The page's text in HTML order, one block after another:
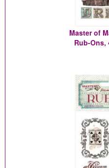
Master of
Rub-Ons,